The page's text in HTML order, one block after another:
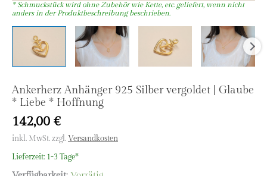
Ankerherz Anhänger 925 Silber vergoldet | Glaube
* Liebe * Hoffnung
142,00 €
inkl. MwSt.zzgl.Versandkosten
Lieferzeit: 1-3 Tage*